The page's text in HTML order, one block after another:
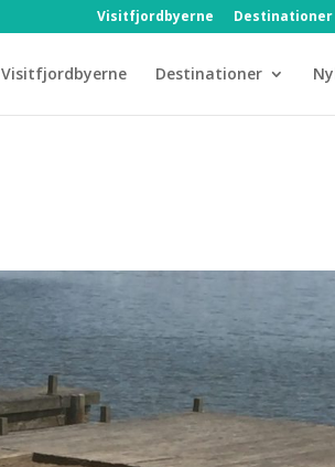
Visitfjordbyerne Destinationer
Visitfjordbyerne Destinationer